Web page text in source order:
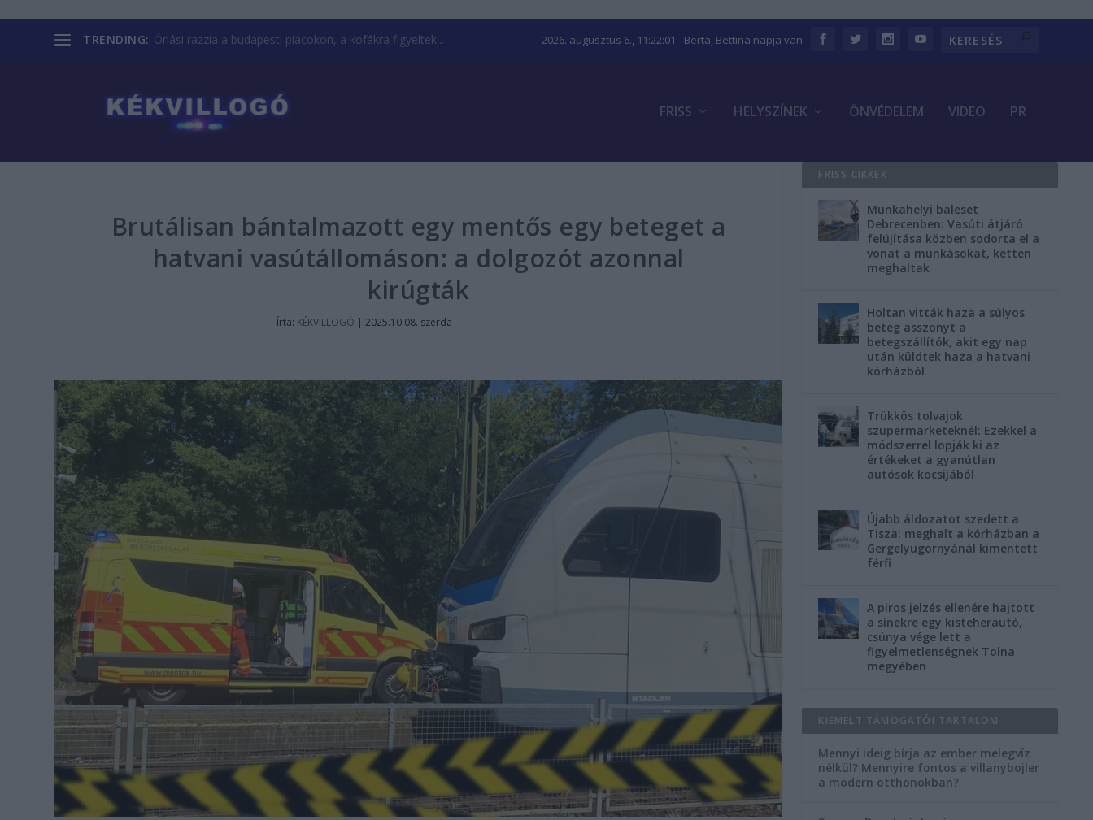
TRENDING: Óriási razzia a budapesti piacokon, a kofákra figyeltek... 2026. augusztus 6., 11:22:02 - Berta, Bettina napja van
FRISS HELYSZÍNEK ÖNVÉDELEM VIDEO PR
Brutálisan bántalmazott egy mentős egy beteget a
hatvani vasútállomáson: a dolgozót azonnal
kirúgták
Írta: KÉKVILLOGÓ |2025.10.08. szerda
FRISS CIKKEK
Munkahelyi baleset
Debrecenben: Vasúti átjáró
felújítása közben sodorta el a
vonat a munkásokat, ketten
meghaltak
Holtan vitták haza a súlyos
beteg asszonyt a
betegszállítók, akit egy nap
után küldtek haza a hatvani
kórházból
Trükkös tolvajok
szupermarketeknél: Ezekkel a
módszerrel lopják ki az
értékeket a gyanútlan
autósok kocsijából
Újabb áldozatot szedett a
Tisza: meghalt a kórházban a
Gergelyugornyánál kimentett
férfi
A piros jelzés ellenére hajtott
a sínekre egy kisteherautó,
csúnya vége lett a
figyelmetlenségnek Tolna
megyében
KIEMELT TÁMOGATÓI TARTALOM
Mennyi ideig bírja az ember melegvíz
nélkül? Mennyire fontos a villanybojler
a modern otthonokban?